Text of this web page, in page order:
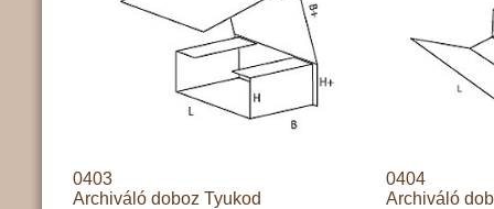
0403
Archiváló doboz Tyukod
0404
Archiváló